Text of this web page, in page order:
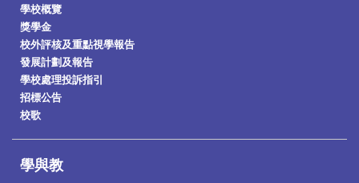
學校概覽
獎學金
校外評核及重點視學報告
發展計劃及報告
學校處理投訴指引
招標公告
校歌
學與教